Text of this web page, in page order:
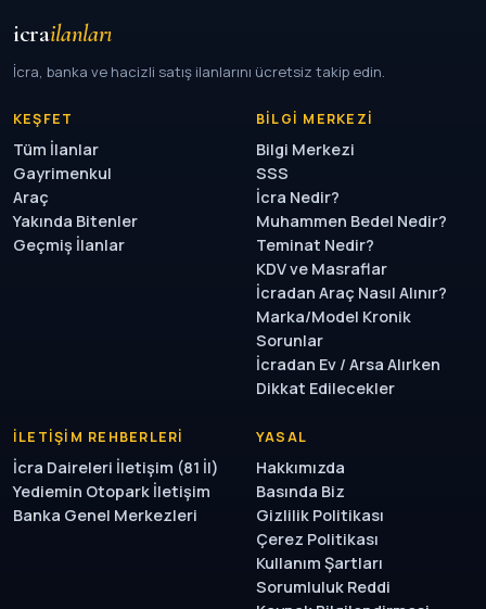
icrailanları
İcra, banka ve hacizli satış ilanlarını ücretsiz takip edin.
KEŞFET
Tüm İlanlar
Gayrimenkul
Araç
Yakında Bitenler
Geçmiş İlanlar
BILGI MERKEZI
Bilgi Merkezi
SSS
İcra Nedir?
Muhammen Bedel Nedir?
Teminat Nedir?
KDV ve Masraflar
İcradan Araç Nasıl Alınır?
Marka/Model Kronik
Sorunlar
İcradan Ev / Arsa Alırken
Dikkat Edilecekler
İLETIŞIM REHBERLERI
İcra Daireleri İletişim (81 İl)
Yediemin Otopark İletişim
Banka Genel Merkezleri
YASAL
Hakkımızda
Basında Biz
Gizlilik Politikası
Çerez Politikası
Kullanım Şartları
Sorumluluk Reddi